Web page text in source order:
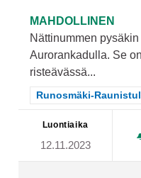
MAHDOLLINEN
Nättinummen
Aurorankadulla. Se
risteävässä...
Rajaa tulokset
Runosmäki-
Luontiaika
12.11.2023